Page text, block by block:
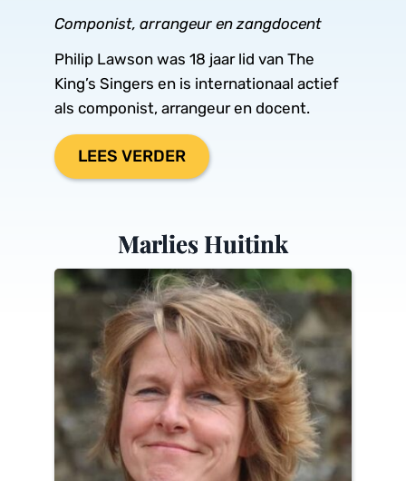
Componist, arrangeur en zangdocent
Philip Lawson was 18 jaar lid van The
King’s Singers en is internationaal actief
als componist, arrangeur en docent.
LEES VERDER
Marlies Huitink